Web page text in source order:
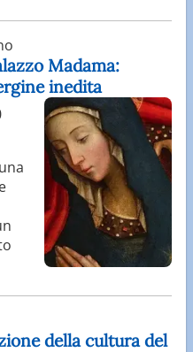
Madama:
inedita
della cultura del